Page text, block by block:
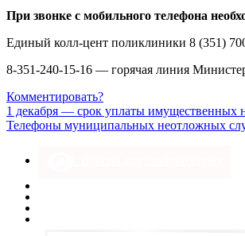
При звонке с мобильного телефона
Единый колл-цент поликлиники 8 (351)
8-351-240-15-16 — горячая линия
Комментировать?
1 декабря — срок уплаты имущественных
Телефоны муниципальных неотложных